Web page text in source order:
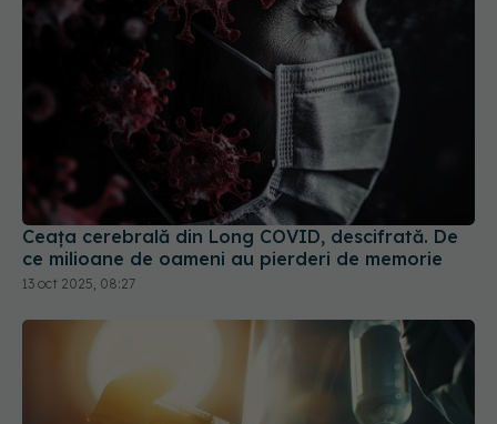
Ceața cerebrală din Long COVID, descifrată. De
ce milioane de oameni au pierderi de memorie
13 oct 2025, 08:27